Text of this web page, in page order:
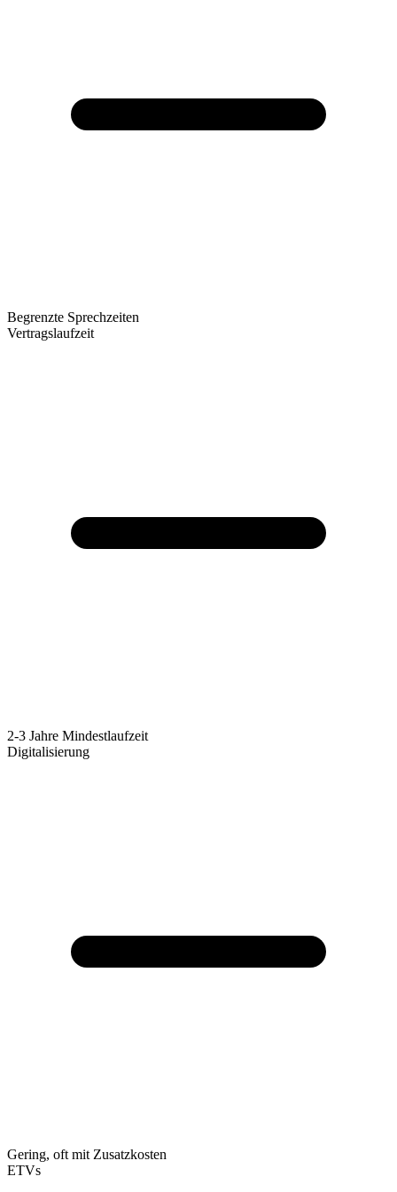
Begrenzte Sprechzeiten
Vertragslaufzeit
2-3 Jahre Mindestlaufzeit
Digitalisierung
Gering, oft mit Zusatzkosten
ETVs